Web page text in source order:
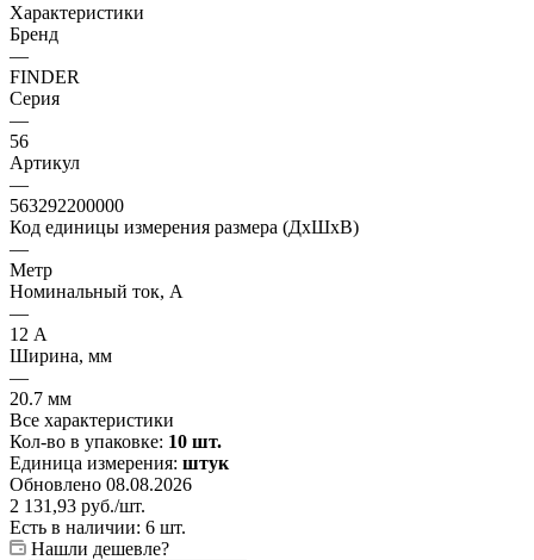
Характеристики
Бренд
—
FINDER
Серия
—
56
Артикул
—
563292200000
Код единицы измерения размера (ДхШхВ)
—
Метр
Номинальный ток, А
—
12 А
Ширина, мм
—
20.7 мм
Все характеристики
Кол-во в упаковке: 10 шт.
Единица измерения: штук
Обновлено 08.08.2026
2 131,93 руб./шт.
Есть в наличии: 6 шт.
Нашли дешевле?